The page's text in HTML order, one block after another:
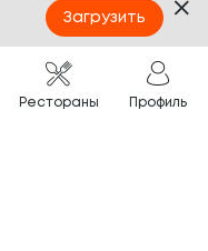
с ТОКИО-CITY
Партнёрам
Франшиза
Рестораны Профиль
Загрузить